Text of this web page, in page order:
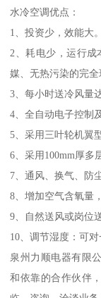
水冷空调优点：
1、投资少，效能大。
2、耗电少，运行
媒、无热污染的完全
3、每小时送冷风量
4、全自动电子控制
5、采用三叶轮机翼
6、采用100mm厚多
7、通风、换气、防
8、增加空气含氧量
9、自然送风或岗位
10、调节湿度：可
泉州力顺电器有限
和依靠的合作伙伴